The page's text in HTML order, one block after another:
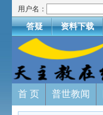
用户名：
答疑 资料下载
首 页 普世教闻